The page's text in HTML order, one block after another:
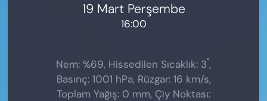
19 Mart Perşembe
16:00
Nem: %69, Hissedilen Sıcaklık: 3°,
Basınç: 1001 hPa, Rüzgar: 16 km/s,
Toplam Yağış: 0 mm, Çiy Noktası: